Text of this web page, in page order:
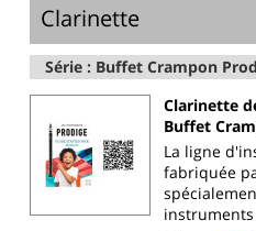
Clarinette
Série : Buffet Crampon
Clarinette
Buffet
La ligne
fabriquée
instruments